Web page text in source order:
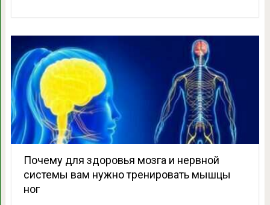
Почему для здоровья мозга и нервной
системы вам нужно тренировать мышцы
ног